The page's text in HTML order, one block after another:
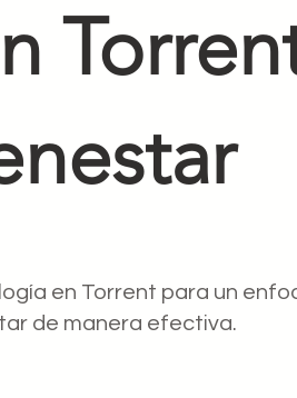
en Torrent para un
de manera efectiva.